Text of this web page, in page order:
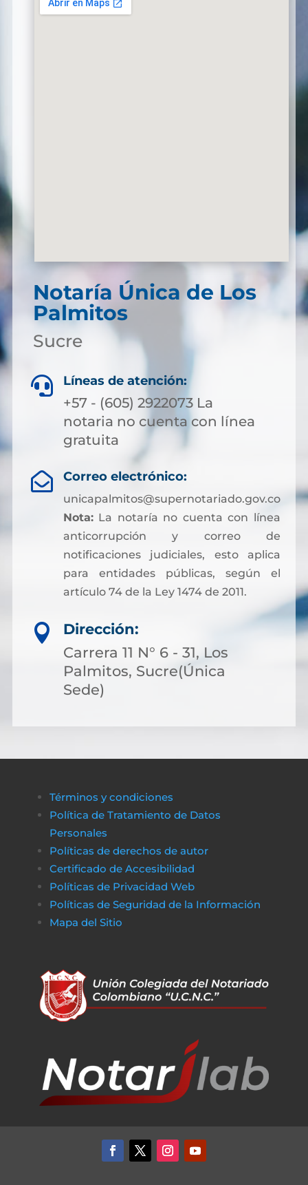
Notaría Única de Los
Palmitos
Sucre
 Líneas de atención:
+57 - (605) 2922073 La
notaria no cuenta con línea
gratuita
 Correo electrónico:
unicapalmitos@supernotariado.gov.co
Nota:La notaría no cuenta con línea
anticorrupción y correo de
notificaciones judiciales, esto aplica
para entidades públicas, según el
artículo 74 de la Ley 1474 de 2011.

Dirección:
Carrera 11 N° 6 - 31, Los
Palmitos, Sucre(Única
Sede)
Términos y condiciones
Política de Tratamiento de Datos
Personales
Políticas de derechos de autor
Certificado de Accesibilidad
Políticas de Privacidad Web
Políticas de Seguridad de la Información
Mapa del Sitio